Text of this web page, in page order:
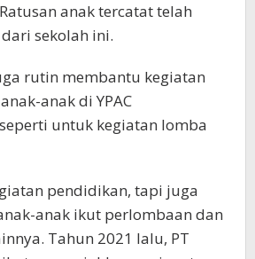
anak tercatat telah
sekolah ini.
rutin membantu kegiatan
anak di YPAC
untuk kegiatan lomba
pendidikan, tapi juga
anak ikut perlombaan dan
Tahun 2021 lalu, PT